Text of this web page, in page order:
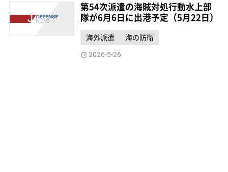
第54次派遣の海賊対処行動水上部
隊が6月6日に出港予定（5月22日）
海外派遣 海の防衛
2026-5-26